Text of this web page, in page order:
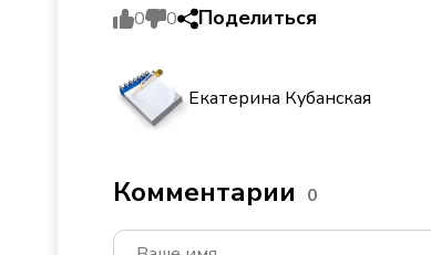
0 0 Поделиться
Екатерина Кубанская
Комментарии 0